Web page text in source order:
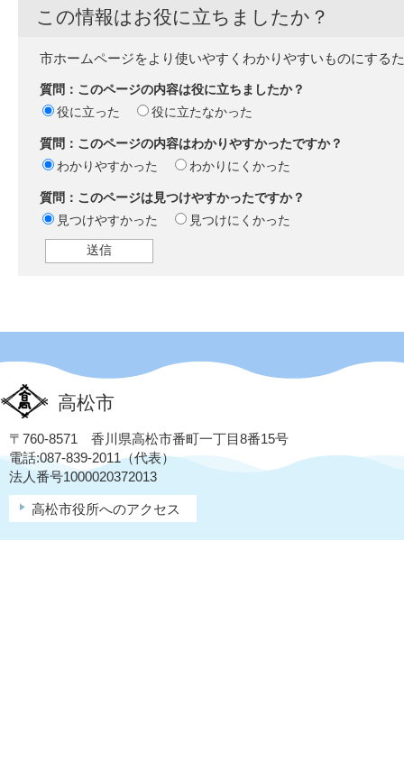
この情報はお役に立ちましたか？
市ホームページをより使いやすくわかりやすいものにする
質問：このページの内容は役に立ちましたか？
役に立った
役に立たなかった
質問：このページの内容はわかりやすかったですか？
わかりやすかった
わかりにくかった
質問：このページは見つけやすかったですか？
見つけやすかった
見つけにくかった
高松市
〒760-8571 香川県高松市番町一丁目8番15号
電話:087-839-2011（代表）
法人番号1000020372013
高松市役所へのアクセス